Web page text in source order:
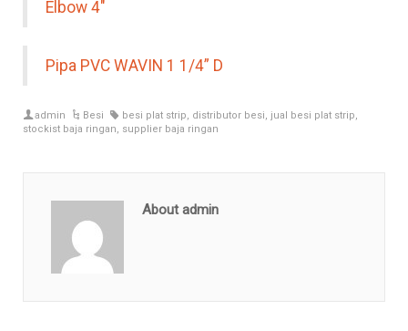
Elbow 4″
Pipa PVC WAVIN 1 1/4” D
admin Besi besi plat strip, distributor besi, jual besi plat strip,
stockist baja ringan, supplier baja ringan
About admin